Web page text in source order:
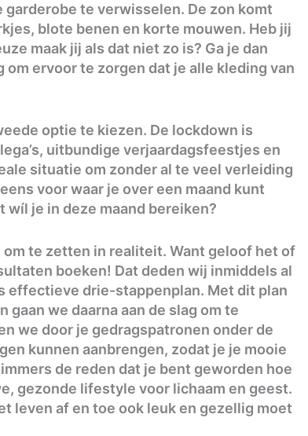
te verwisselen. De zon komt
blote benen en korte mouwen. Heb jij
maak jij als dat niet zo is? Ga je dan
om ervoor te zorgen dat je alle kleding van
optie te kiezen. De lockdown is
uitbundige verjaardagsfeestjes en
situatie om zonder al te veel verleiding
voor waar je over een maand kunt
wíl je in deze maand bereiken?
te zetten in realiteit. Want geloof het of
boeken! Dat deden wij inmiddels al
effectieve drie-stappenplan. Met dit plan
we daarna aan de slag om te
we door je gedragspatronen onder de
kunnen aanbrengen, zodat je je mooie
de reden dat je bent geworden hoe
gezonde lifestyle voor lichaam en geest.
leven af en toe ook leuk en gezellig moet